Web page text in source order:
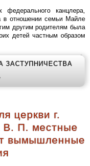
канцлера,
в отношении семьи Майле
другим родителям была
детей частным образом
ЗАСТУПНИЧЕСТВА
церкви г.
В. П. местные
вымышленные